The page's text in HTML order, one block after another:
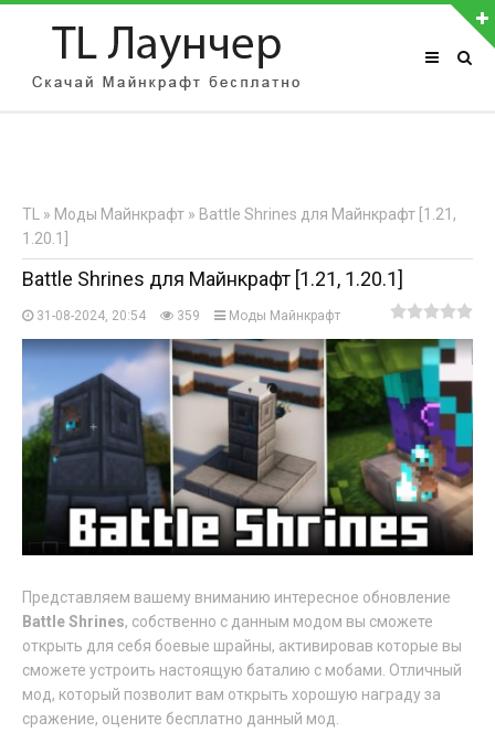
АВТОРИЗАЦИЯ НА САЙТЕ
Регистрация
TL » Моды Майнкрафт » Battle Shrines для Майнкрафт [1.21,
1.20.1]
Battle Shrines для Майнкрафт [1.21, 1.20.1]
31-08-2024, 20:54 359 Моды Майнкрафт
Представляем вашему вниманию интересное обновление
Battle Shrines, собственно с данным модом вы сможете
открыть для себя боевые шрайны, активировав которые вы
сможете устроить настоящую баталию с мобами. Отличный
мод, который позволит вам открыть хорошую награду за
сражение, оцените бесплатно данный мод.